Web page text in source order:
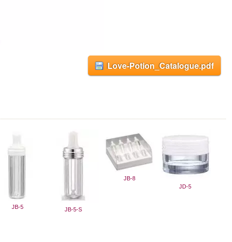
Love-Potion_Catalogue.pdf
JB-5 JB-5-S
JB-8
JD-5